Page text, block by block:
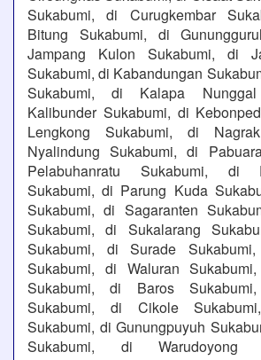
Sukabumi, di Curugkembar
Bitung Sukabumi, di
Jampang Kulon Sukabumi, di
Sukabumi, di Kabandungan
Sukabumi, di Kalapa
Kalibunder Sukabumi, di
Lengkong Sukabumi, di
Nyalindung Sukabumi, di
Pelabuhanratu Sukabumi, di
Sukabumi, di Parung Kuda
Sukabumi, di Sagaranten
Sukabumi, di Sukalarang
Sukabumi, di Surade
Sukabumi, di Waluran
Sukabumi, di Baros
Sukabumi, di Cikole
Sukabumi, di Gunungpuyuh
Sukabumi, di Warudoyong